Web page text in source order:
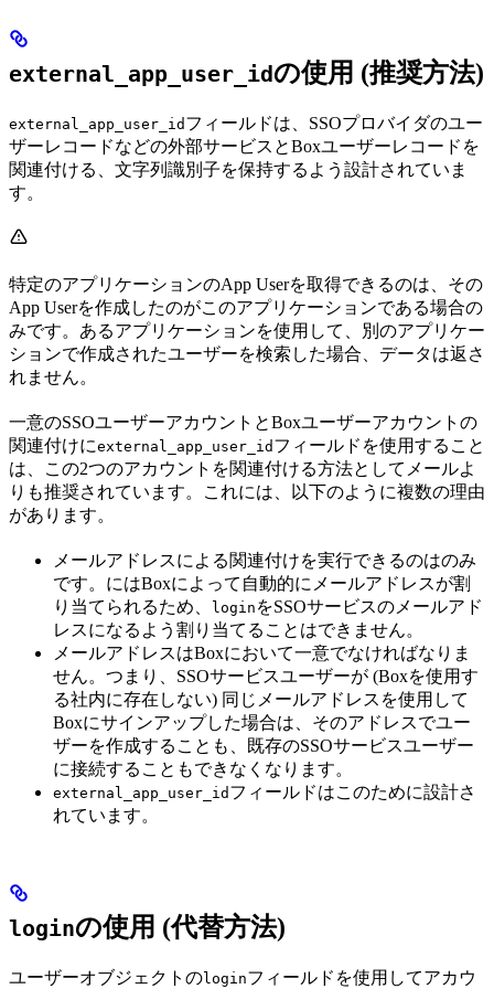
external_app_user_id の使用 (推奨方法)
external_app_user_id フィールドは、SSOプロバイダのユー
ザーレコードなどの外部サービスとBoxユーザーレコードを
関連付ける、文字列識別子を保持するよう設計されていま
す。
特定のアプリケーションのApp Userを取得できるのは、その
App Userを作成したのがこのアプリケーションである場合の
みです。あるアプリケーションを使用して、別のアプリケー
ションで作成されたユーザーを検索した場合、データは返さ
れません。
一意のSSOユーザーアカウントとBoxユーザーアカウントの
関連付けにexternal_app_user_id フィールドを使用すること
は、この2つのアカウントを関連付ける方法としてメールよ
りも推奨されています。これには、以下のように複数の理由
があります。
メールアドレスによる関連付けを実行できるのはのみ
です。 にはBoxによって自動的にメールアドレスが割
り当てられるため、
login をSSOサービスのメールアド
レスになるよう割り当てることはできません。
メールアドレスはBoxにおいて一意でなければなりま
せん。つまり、SSOサービスユーザーが (Boxを使用す
る社内に存在しない) 同じメールアドレスを使用して
Boxにサインアップした場合は、そのアドレスでユー
ザーを作成することも、既存のSSOサービスユーザー
に接続することもできなくなります。
external_app_user_id フィールドはこのために設計さ
れています。
loginの使用 (代替方法)
ユーザーオブジェクトのloginフィールドを使用してアカウ